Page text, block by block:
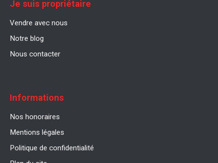
Je suis propriétaire
Vendre avec nous
Notre blog
Nous contacter
Informations
Nos honoraires
Mentions légales
Politique de confidentialité